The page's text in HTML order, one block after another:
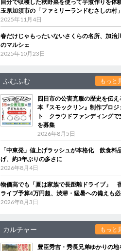
自分で収穫した秋野菜を使って芋煮作りを
玉県加須市の「ファミリーランドむさしの村」
2025年11月4日
春だけじゃもったいないさくらの名所、加治
のマルシェ
2025年10月23日
ふむふむ もっと
四日市の公害克服の歴史を伝え
本『スモックリン』制作プロジ
ト クラウドファンディングで
を募集
2026年8月5日
「中東発」値上げラッシュが本格化 飲食料
げ、約3年ぶりの多さに
2026年8月4日
物価高でも「夏は家族で長距離ドライブ」
ライブ予算4万円超、渋滞・猛暑への備えも
2026年8月3日
カルチャー もっと
豊臣秀吉・秀長兄弟ゆかりの地